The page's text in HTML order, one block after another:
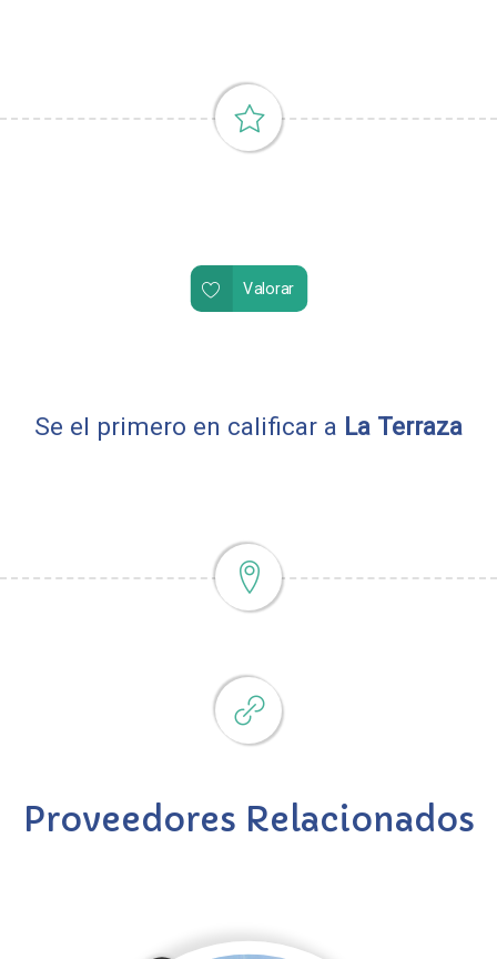
Valorar
Se el primero en calificar a La Terraza
Proveedores Relacionados